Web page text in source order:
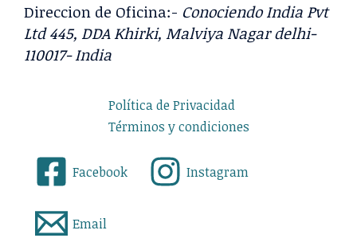
Direccion de Oficina:- Conociendo India Pvt
Ltd 445, DDA Khirki, Malviya Nagar delhi-
110017- India
Política de Privacidad
Términos y condiciones
Facebook Instagram
Email